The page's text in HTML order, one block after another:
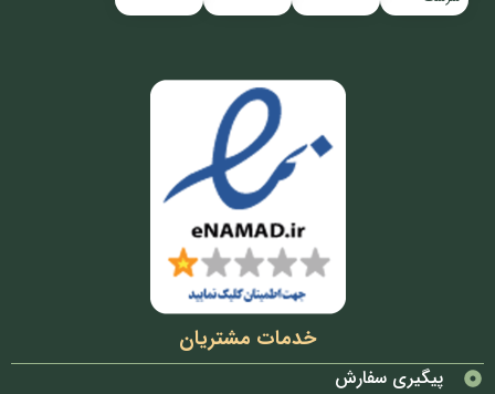
خدمات مشتریان
پیگیری سفارش